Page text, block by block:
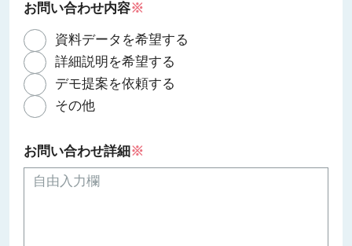
お問い合わせ内容※
資料データを希望する
詳細説明を希望する
デモ提案を依頼する
その他
お問い合わせ詳細※